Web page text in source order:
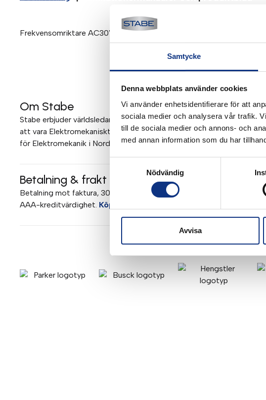
Samtycke
Denna webbplats använder cookies
Vi använder enhetsidentifierare för att
sociala medier och analysera vår trafik.
till de sociala medier och annons- och
med annan information som du har
Nödvändig
Avvisa
Frekvensomriktare AC30V IP20 7,5kW/16A 400V Stl E C3-filter 1
Om Stabe
Stabe erbjuder världsledande elektromekanik och pneumatik för
att vara Elektromekaniskt Teknisk Center (EMTC) för Parker
för Elektromekanik i Norden. Mer om Stabe
Betalning & frakt
Betalning mot faktura, 30 dagar. Fraktkostnad tillkommer. Alla priser
AAA-kreditvärdighet. Köpvillkor